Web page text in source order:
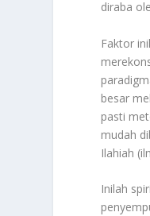
diraba
Faktor
besar
pasti
mudah
Ilahiah
Inilah